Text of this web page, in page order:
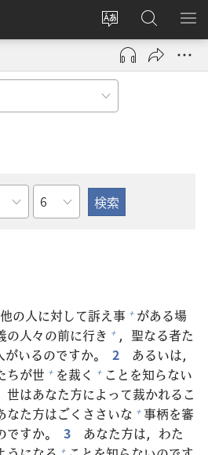
サ
イ
ト
の
言
え
る
ロ
グ
ン
し
で
開
JW.ORG
の
検
メ
を
章
他の人に対して訴え事 + がある場
の人々の前に行き + ， 聖なる者た
がいるのですか。 2
あるいは，
ちが世 + を裁く + ことを知らない
世はあなた方によって裁かれるこ
なた方はごくささいな + 事柄を審
すか。 3 あなた方は，わた
+